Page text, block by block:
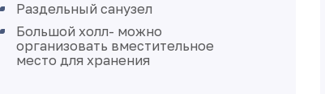
Раздельный санузел
Большой холл- можно
организовать вместительное
место для хранения